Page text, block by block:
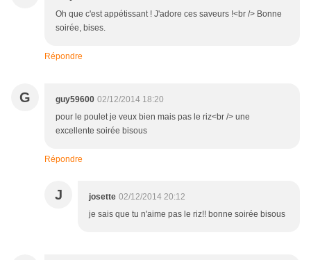
Oh que c'est appétissant ! J'adore ces saveurs !<br /> Bonne
soirée, bises.
Répondre
G guy59600 02/12/2014 18:20
pour le poulet je veux bien mais pas le riz<br /> une
excellente soirée bisous
Répondre
J josette 02/12/2014 20:12
je sais que tu n'aime pas le riz!! bonne soirée bisous